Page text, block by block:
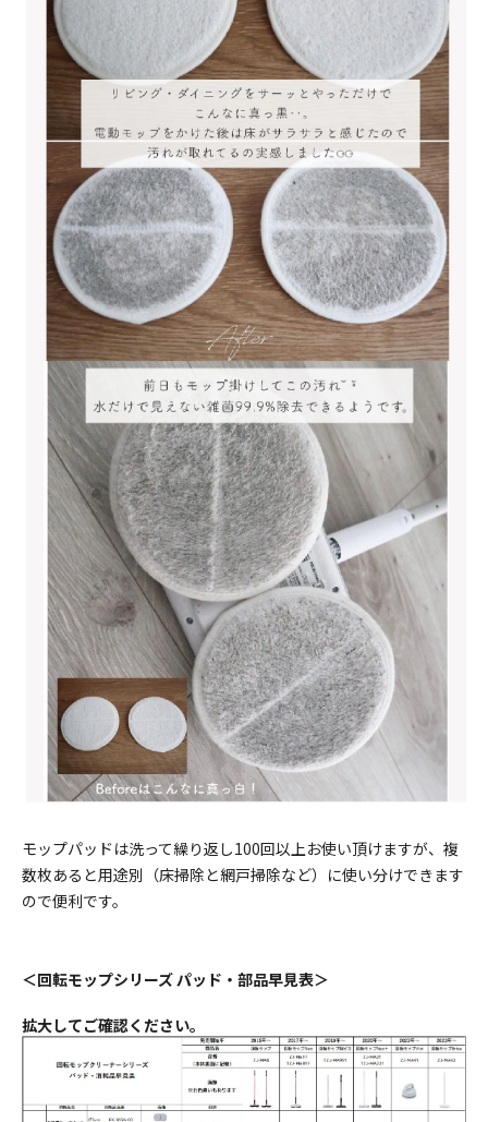
モップパッドは洗って繰り返し100回以上お使い頂けますが、複
数枚あると用途別（床掃除と網戸掃除など）に使い分けできます
ので便利です。
＜回転モップシリーズ パッド・部品早見表＞
拡大してご確認ください。